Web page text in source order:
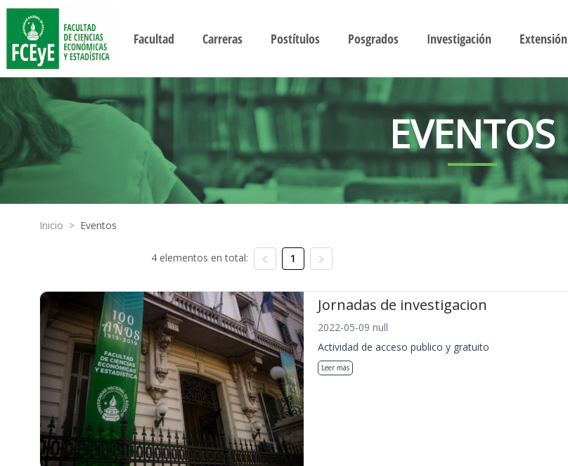
Facultad Carreras Postítulos Posgrados Investigación Extensión
EVENTOS
Inicio > Eventos
4 elementos en total: 1
Jornadas de investigacion
2022-05-09 null
Actividad de acceso publico y gratuito
Leer más